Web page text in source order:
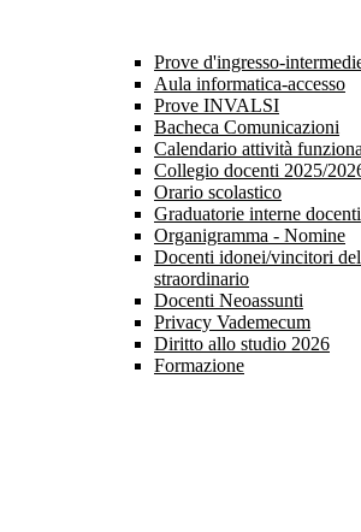
Prove d'ingresso-
Aula informatica-accesso
Prove INVALSI
Bacheca Comunicazioni
Calendario attività
Collegio docenti 2025/
Orario scolastico
Graduatorie interne docenti
Organigramma - Nomine
Docenti idonei/vincitori
straordinario
Docenti Neoassunti
Privacy Vademecum
Diritto allo studio 2026
Formazione